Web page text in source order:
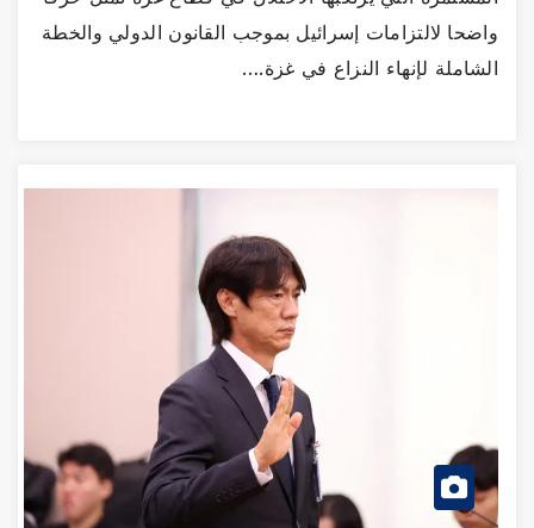
واضحا لالتزامات إسرائيل بموجب القانون الدولي والخطة
الشاملة لإنهاء النزاع في غزة.…